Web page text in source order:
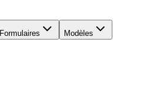
Formulaires Modèles